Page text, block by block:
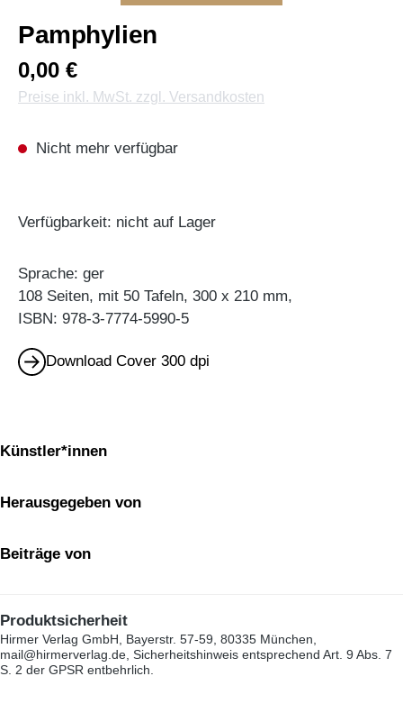
Pamphylien
0,00 €
Preise inkl. MwSt. zzgl. Versandkosten
Nicht mehr verfügbar
Verfügbarkeit: nicht auf Lager
Sprache: ger
108 Seiten, mit 50 Tafeln, 300 x 210 mm,
ISBN: 978-3-7774-5990-5
Download Cover 300 dpi
Künstler*innen
Herausgegeben von
Beiträge von
Produktsicherheit
Hirmer Verlag GmbH, Bayerstr. 57-59, 80335 München,
mail@hirmerverlag.de, Sicherheitshinweis entsprechend Art. 9 Abs. 7
S. 2 der GPSR entbehrlich.